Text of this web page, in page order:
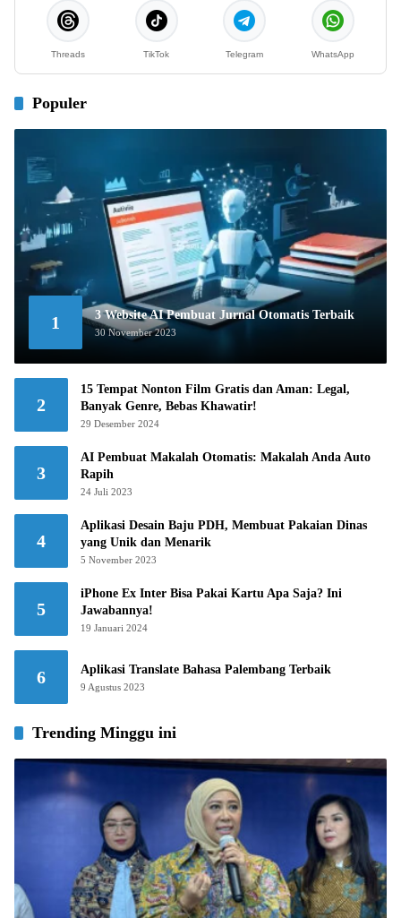
Threads TikTok Telegram WhatsApp
Populer
1 3 Website AI Pembuat Jurnal Otomatis Terbaik
30 November 2023
2
15 Tempat Nonton Film Gratis dan Aman: Legal,
Banyak Genre, Bebas Khawatir!
29 Desember 2024
3
AI Pembuat Makalah Otomatis: Makalah Anda Auto
Rapih
24 Juli 2023
4
Aplikasi Desain Baju PDH, Membuat Pakaian Dinas
yang Unik dan Menarik
5 November 2023
5
iPhone Ex Inter Bisa Pakai Kartu Apa Saja? Ini
Jawabannya!
19 Januari 2024
6 Aplikasi Translate Bahasa Palembang Terbaik
9 Agustus 2023
Trending Minggu ini